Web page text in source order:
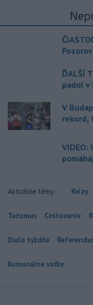
ĎALŠÍ
padol v
V
rekord,
Aktuálne témy: Kvízy
Turizmus Cestovanie
Dielo týždňa
Komunálne voľby